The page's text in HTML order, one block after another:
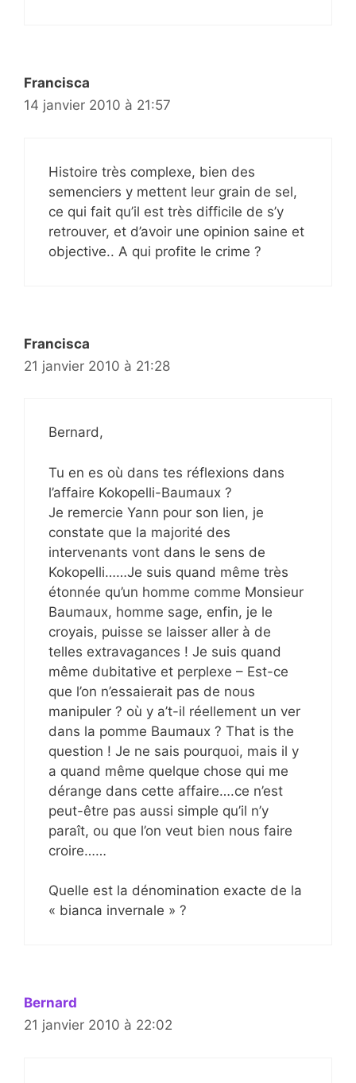
Francisca
14 janvier 2010 à 21:57
Histoire très complexe, bien des
semenciers y mettent leur grain de sel,
ce qui fait qu’il est très difficile de s’y
retrouver, et d’avoir une opinion saine et
objective.. A qui profite le crime ?
Francisca
21 janvier 2010 à 21:28
Bernard,
Tu en es où dans tes réflexions dans
l’affaire Kokopelli-Baumaux ?
Je remercie Yann pour son lien, je
constate que la majorité des
intervenants vont dans le sens de
Kokopelli……Je suis quand même très
étonnée qu’un homme comme Monsieur
Baumaux, homme sage, enfin, je le
croyais, puisse se laisser aller à de
telles extravagances ! Je suis quand
même dubitative et perplexe – Est-ce
que l’on n’essaierait pas de nous
manipuler ? où y a’t-il réellement un ver
dans la pomme Baumaux ? That is the
question ! Je ne sais pourquoi, mais il y
a quand même quelque chose qui me
dérange dans cette affaire….ce n’est
peut-être pas aussi simple qu’il n’y
paraît, ou que l’on veut bien nous faire
croire……
Quelle est la dénomination exacte de la
« bianca invernale » ?
Bernard
21 janvier 2010 à 22:02